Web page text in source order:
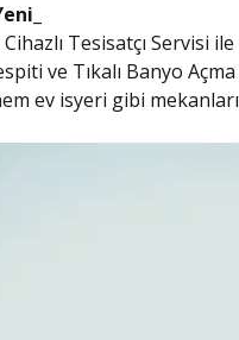
Tesisatçı Servisi
ve Tıkalı Banyo
ev isyeri gibi